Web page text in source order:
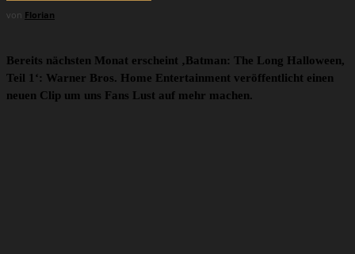
von Florian
Bereits nächsten Monat erscheint ‚Batman: The Long Halloween,
Teil 1‘: Warner Bros. Home Entertainment veröffentlicht einen
neuen Clip um uns Fans Lust auf mehr machen.